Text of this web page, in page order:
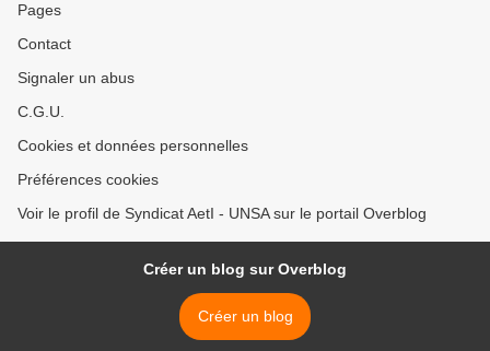
Pages
Contact
Signaler un abus
C.G.U.
Cookies et données personnelles
Préférences cookies
Voir le profil de Syndicat AetI - UNSA sur le portail Overblog
Créer un blog sur Overblog
Créer un blog